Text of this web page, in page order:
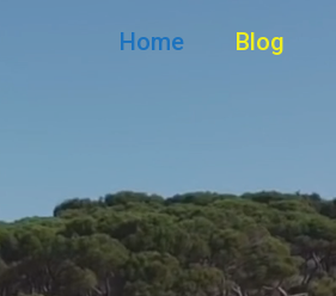
Home Blog